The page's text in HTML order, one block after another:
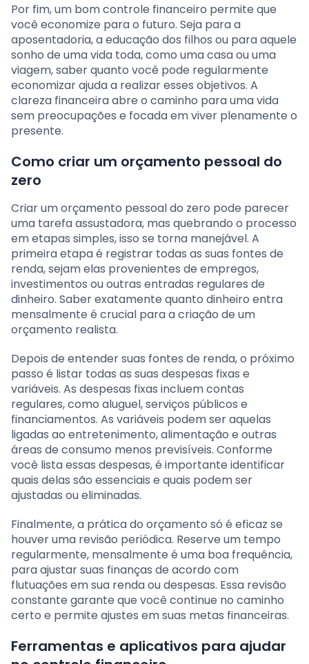
Por fim, um bom controle financeiro permite que
você economize para o futuro. Seja para a
aposentadoria, a educação dos filhos ou para aquele
sonho de uma vida toda, como uma casa ou uma
viagem, saber quanto você pode regularmente
economizar ajuda a realizar esses objetivos. A
clareza financeira abre o caminho para uma vida
sem preocupações e focada em viver plenamente o
presente.
Como criar um orçamento pessoal do
zero
Criar um orçamento pessoal do zero pode parecer
uma tarefa assustadora, mas quebrando o processo
em etapas simples, isso se torna manejável. A
primeira etapa é registrar todas as suas fontes de
renda, sejam elas provenientes de empregos,
investimentos ou outras entradas regulares de
dinheiro. Saber exatamente quanto dinheiro entra
mensalmente é crucial para a criação de um
orçamento realista.
Depois de entender suas fontes de renda, o próximo
passo é listar todas as suas despesas fixas e
variáveis. As despesas fixas incluem contas
regulares, como aluguel, serviços públicos e
financiamentos. As variáveis podem ser aquelas
ligadas ao entretenimento, alimentação e outras
áreas de consumo menos previsíveis. Conforme
você lista essas despesas, é importante identificar
quais delas são essenciais e quais podem ser
ajustadas ou eliminadas.
Finalmente, a prática do orçamento só é eficaz se
houver uma revisão periódica. Reserve um tempo
regularmente, mensalmente é uma boa frequência,
para ajustar suas finanças de acordo com
flutuações em sua renda ou despesas. Essa revisão
constante garante que você continue no caminho
certo e permite ajustes em suas metas financeiras.
Ferramentas e aplicativos para ajudar